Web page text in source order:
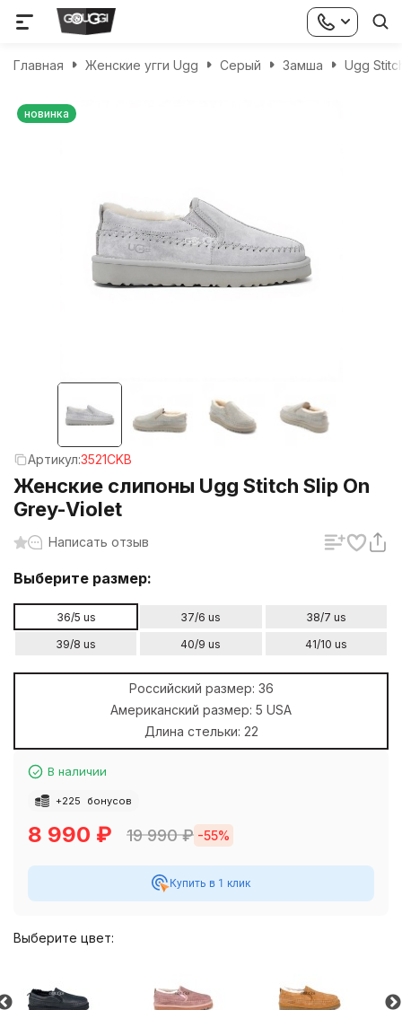
Главная Женские угги Ugg Серый Замша Ugg
новинка
Артикул:3521CKB
Женские слипоны Ugg Stitch Slip On
Grey-Violet
Написать отзыв
Выберите размер:
36/5 us 37/6 us
38/7 us
39/8 us
40/9 us 41/10 us
Российский размер: 36
Американский размер: 5 USA
Длина стельки: 22
В наличии
+225 бонусов
8 990 ₽ 19 990₽ -55%
Купить в 1 клик
Выберите цвет: